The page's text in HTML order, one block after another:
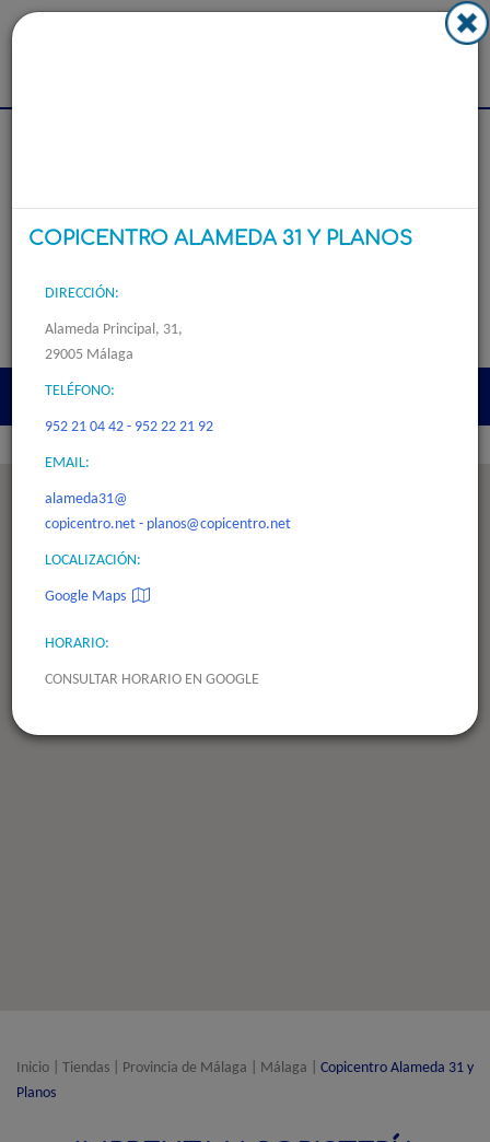
Imprenta y Copistería Copicentro Alameda 31 y Planos
Inicio Tiendas Provincia de Málaga Málaga
Copicentro Alameda 31 y
Planos
COPICENTRO ALAMEDA 31 Y PLANOS
DIRECCIÓN:
Alameda Principal, 31,
29005 Málaga
TELÉFONO:
952 21 04 42 - 952 22 21 92
EMAIL:
alameda31@
copicentro.net - planos@copicentro.net
LOCALIZACIÓN:
Google Maps
HORARIO:
CONSULTAR HORARIO EN GOOGLE